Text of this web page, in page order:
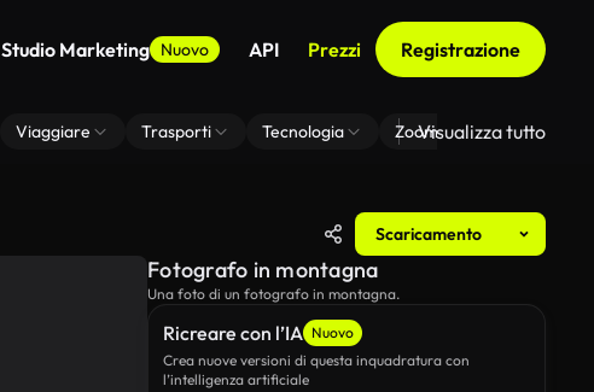
Studio Marketing Nuovo API Prezzi Registrazione
Viaggiare Trasporti Tecnologia Zoom Di Sfondo Virtuale
Visualizza tutto
Scaricamento
Ricreare con l’IA Nuovo
Crea nuove versioni di questa inquadratura con
l’intelligenza artificiale
Fotografo in montagna
Una foto di un fotografo in montagna.